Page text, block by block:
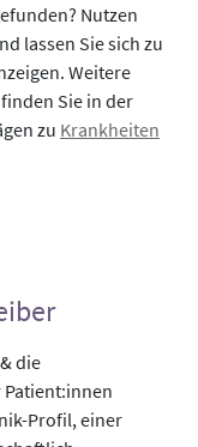
Nutzen
lassen Sie sich zu
Weitere
Sie in der
zu Krankheiten
die
Profil, einer